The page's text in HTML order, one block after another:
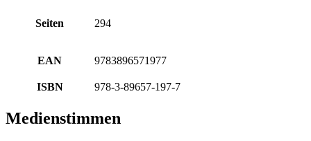
Seiten 294
EAN 9783896571977
ISBN 978-3-89657-197-7
Medienstimmen